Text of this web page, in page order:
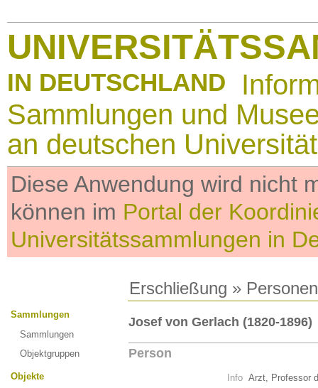
IN DEUTSCHLAND
Sammlungen und
an deutschen
Diese Anwendung wird nicht
können im Portal der
Universitätssammlungen in
Erschließung » Personen
Sammlungen
Sammlungen
Objektgruppen
Objekte
Josef von Gerlach (1820-1896)
Person
Info Arzt, Professor